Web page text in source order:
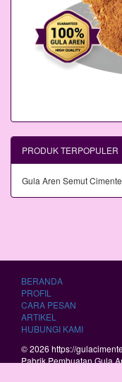
PRODUK TERPOPULER
Gula Aren Semut
BERANDA
PROFIL
CARA PESAN
ARTIKEL
HUBUNGI KAMI
© 2026 https://
Pabrik Pembuatan Gula